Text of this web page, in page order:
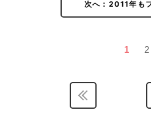
次へ：2011年も
1 2